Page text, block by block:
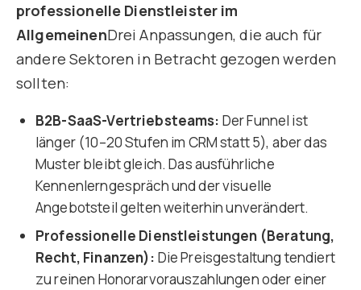
professionelle Dienstleister im
AllgemeinenDrei Anpassungen, die auch für
andere Sektoren in Betracht gezogen werden
sollten:
B2B-SaaS-Vertriebsteams: Der Funnel ist
länger (10–20 Stufen im CRM statt 5), aber das
Muster bleibt gleich. Das ausführliche
Kennenlerngespräch und der visuelle
Angebotsteil gelten weiterhin unverändert.
Professionelle Dienstleistungen (Beratung,
Recht, Finanzen): Die Preisgestaltung tendiert
zu reinen Honorarvorauszahlungen oder einer